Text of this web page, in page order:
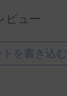
ビュー
トを書き込む